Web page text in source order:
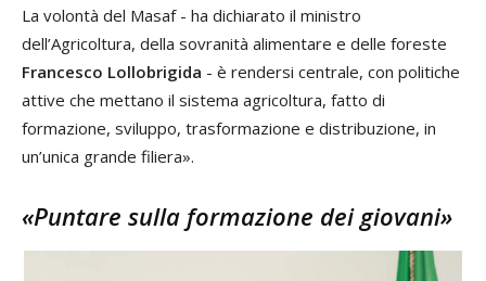
La volontà del Masaf - ha dichiarato il ministro
dell’Agricoltura, della sovranità alimentare e delle foreste
Francesco Lollobrigida - è rendersi centrale, con politiche
attive che mettano il sistema agricoltura, fatto di
formazione, sviluppo, trasformazione e distribuzione, in
un’unica grande filiera».
«Puntare sulla formazione dei giovani»